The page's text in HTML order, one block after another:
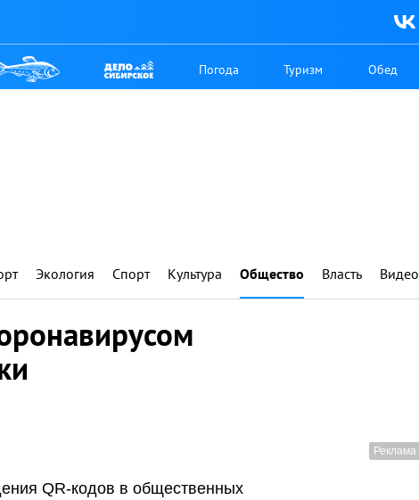
Погода Туризм Обед
Экология Спорт Культура Общество Власть Видео
QR-кодов в общественных